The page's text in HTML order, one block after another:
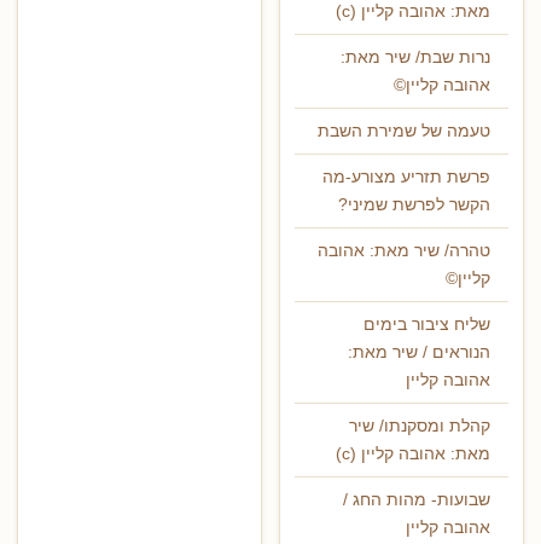
מאת: אהובה קליין (c)
נרות שבת/ שיר מאת:
אהובה קליין©
טעמה של שמירת השבת
פרשת תזריע מצורע-מה
הקשר לפרשת שמיני?
טהרה/ שיר מאת: אהובה
קליין©
שליח ציבור בימים
הנוראים / שיר מאת:
אהובה קליין
קהלת ומסקנתו/ שיר
מאת: אהובה קליין (c)
שבועות- מהות החג /
אהובה קליין